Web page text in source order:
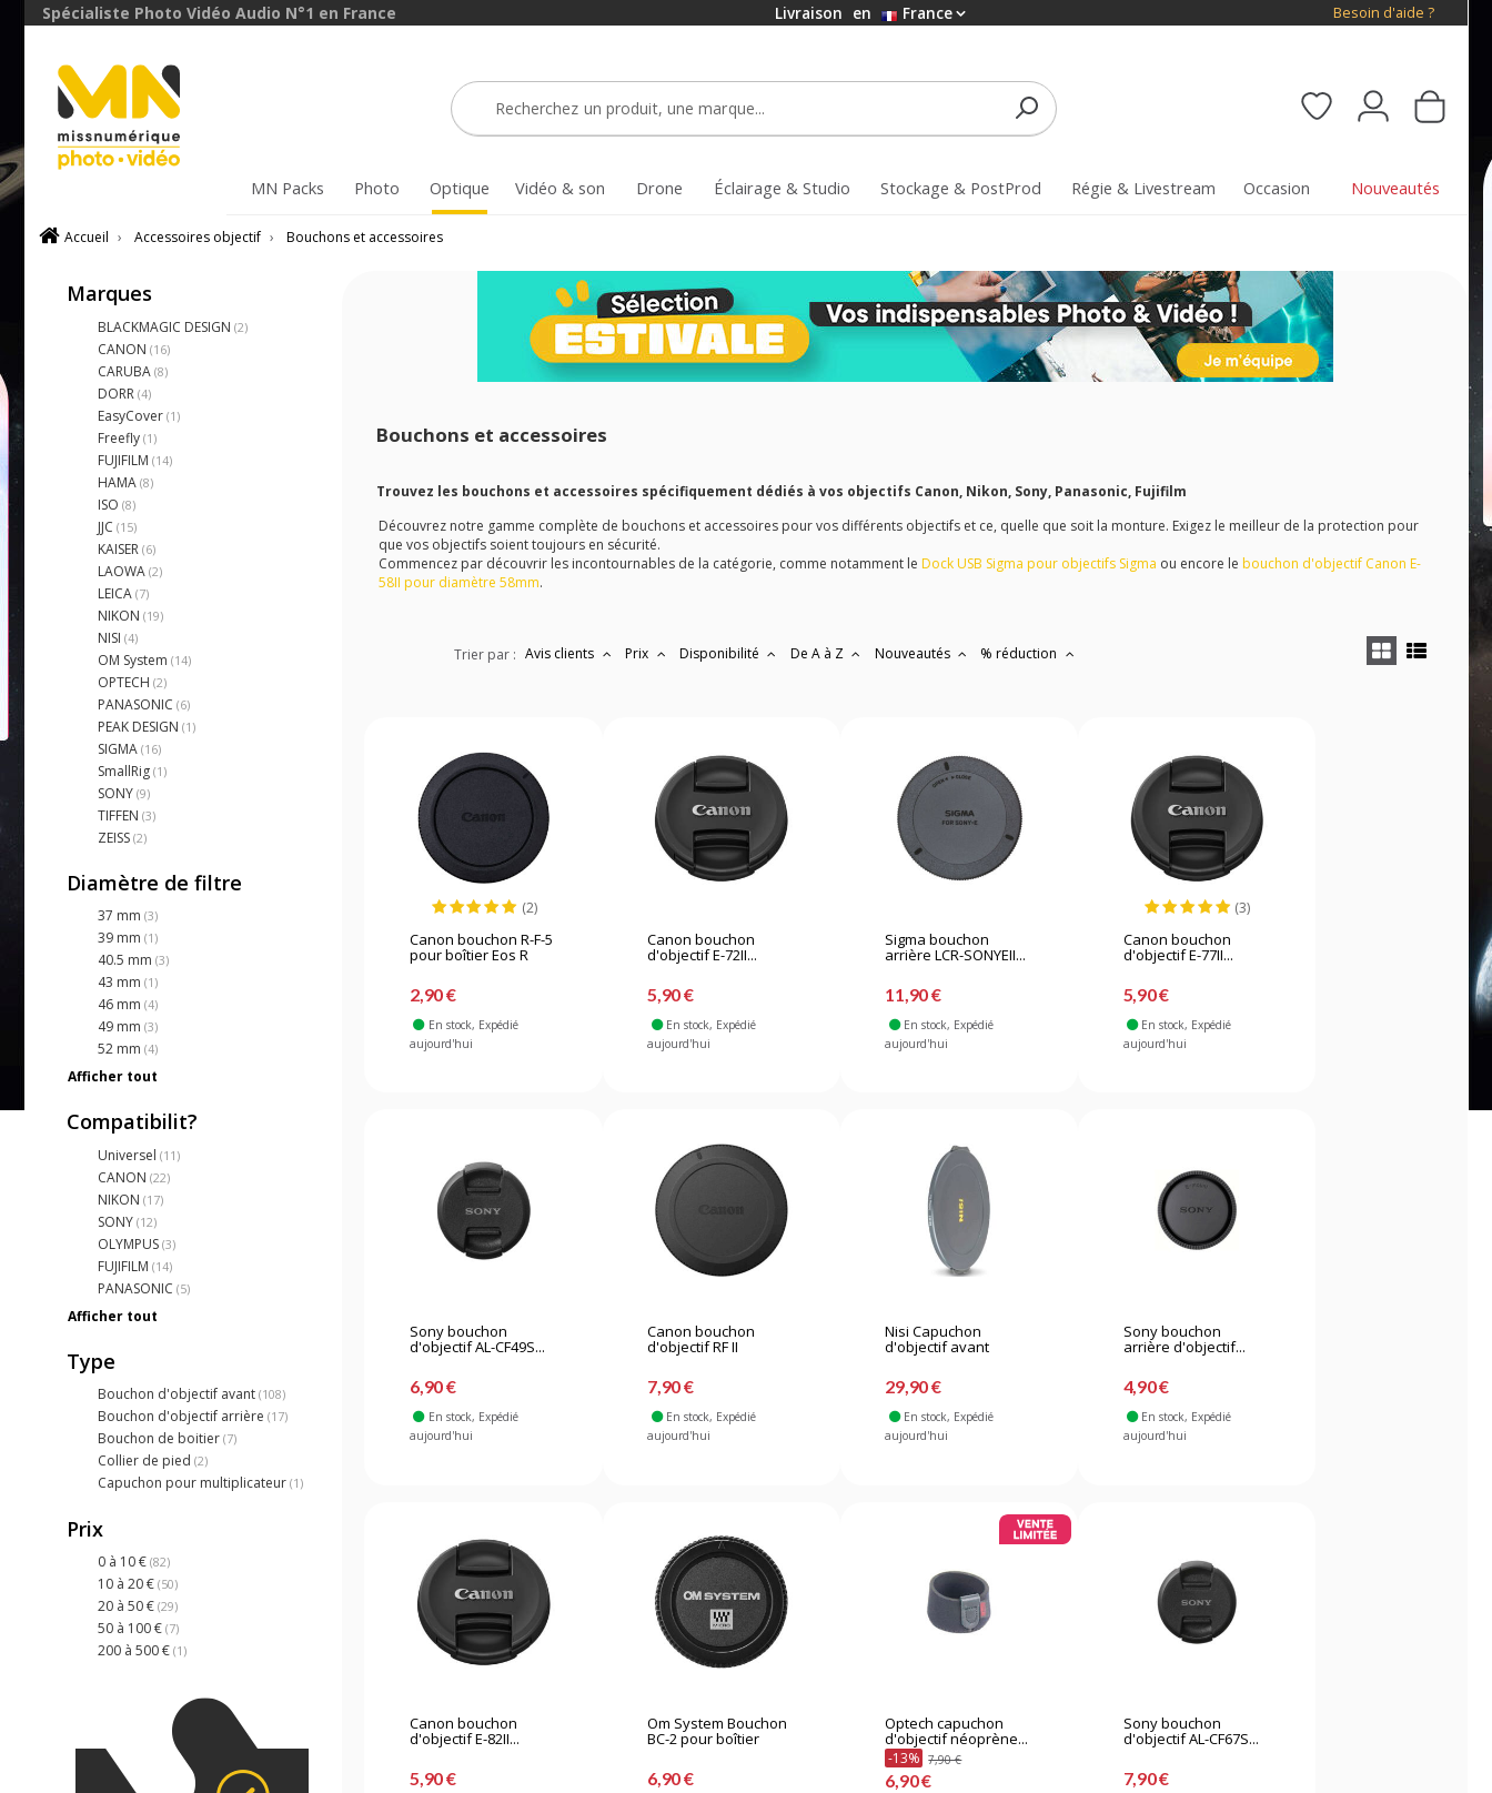
Spécialiste Photo Vidéo Audio N°1 en France Livraison en France Besoin d'aide ?
MN Packs Photo Optique Vidéo & son Drone Éclairage & Studio Stockage & PostProd Régie & Livestream Occasion Nouveautés
Accueil › Accessoires objectif › Bouchons et accessoires
Marques
BLACKMAGIC DESIGN (2)
CANON (16)
CARUBA (8)
DORR (4)
EasyCover (1)
Freefly (1)
FUJIFILM (14)
HAMA (8)
ISO (8)
JJC (15)
KAISER (6)
LAOWA (2)
LEICA (7)
NIKON (19)
NISI (4)
OM System (14)
OPTECH (2)
PANASONIC (6)
PEAK DESIGN (1)
SIGMA (16)
SmallRig (1)
SONY (9)
TIFFEN (3)
ZEISS (2)
Diamètre de filtre
37 mm (3)
39 mm (1)
40.5 mm (3)
43 mm (1)
46 mm (4)
49 mm (3)
52 mm (4)
Afficher tout
Compatibilit?
Universel (11)
CANON (22)
NIKON (17)
SONY (12)
OLYMPUS (3)
FUJIFILM (14)
PANASONIC (5)
Afficher tout
Type
Bouchon d'objectif avant (108)
Bouchon d'objectif arrière (17)
Bouchon de boitier (7)
Collier de pied (2)
Capuchon pour multiplicateur (1)
Prix
0 à 10 € (82)
10 à 20 € (50)
20 à 50 € (29)
50 à 100 € (7)
200 à 500 € (1)
Bouchons et accessoires
Trouvez les bouchons et accessoires spécifiquement dédiés à vos objectifs Canon, Nikon, Sony, Panasonic, Fujifilm
Découvrez notre gamme complète de bouchons et accessoires pour vos différents objectifs et ce, quelle que soit la monture. Exigez le meilleur de la protection pour
que vos objectifs soient toujours en sécurité.
Commencez par découvrir les incontournables de la catégorie, comme notamment le Dock USB Sigma pour objectifs Sigma ou encore le bouchon d'objectif Canon E-
58II pour diamètre 58mm.
Trier par : Avis clients Prix Disponibilité De A à Z Nouveautés % réduction
(2)
Canon bouchon R-F-5
pour boîtier Eos R
2,90 €
En stock, Expédié
aujourd'hui
Canon bouchon
d'objectif E-72II...
5,90 €
En stock, Expédié
aujourd'hui
Sigma bouchon
arrière LCR-SONYEII...
11,90 €
En stock, Expédié
aujourd'hui
(3)
Canon bouchon
d'objectif E-77II...
5,90 €
En stock, Expédié
aujourd'hui
Sony bouchon
d'objectif AL-CF49S...
6,90 €
En stock, Expédié
aujourd'hui
Canon bouchon
d'objectif RF II
7,90 €
En stock, Expédié
aujourd'hui
Nisi Capuchon
d'objectif avant
29,90 €
En stock, Expédié
aujourd'hui
Sony bouchon
arrière d'objectif...
4,90 €
En stock, Expédié
aujourd'hui
Canon bouchon
d'objectif E-82II...
5,90 €
Om System Bouchon
BC-2 pour boîtier
6,90 €
Optech capuchon
d'objectif néoprène...
-13% 7,90 €
6,90 €
Sony bouchon
d'objectif AL-CF67S...
7,90 €